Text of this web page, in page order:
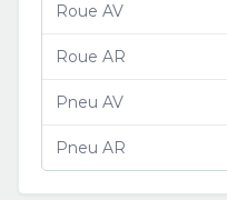
Roue AV
Roue AR
Pneu AV
Pneu AR